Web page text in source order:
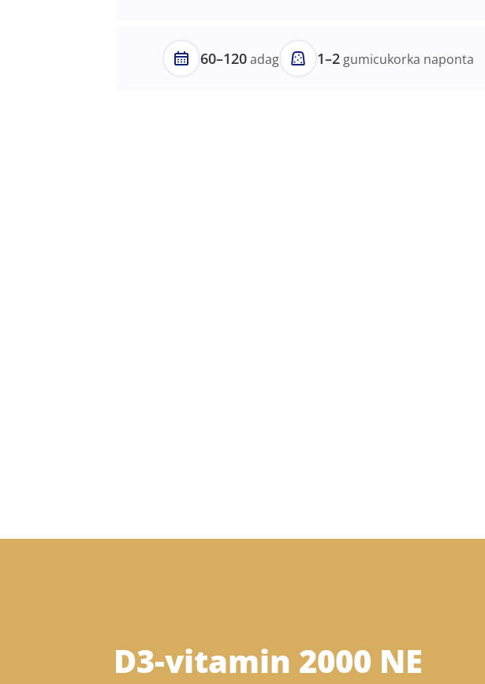
60–120adag 1–2 gumicukorka naponta
D3-vitamin 2000 NE